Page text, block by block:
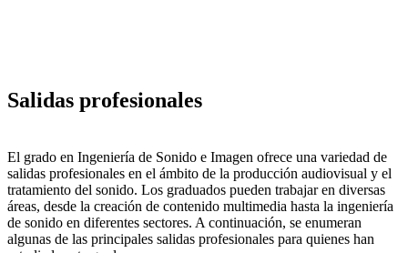
Salidas profesionales
El grado en Ingeniería de Sonido e Imagen ofrece una variedad de
salidas profesionales en el ámbito de la producción audiovisual y el
tratamiento del sonido. Los graduados pueden trabajar en diversas
áreas, desde la creación de contenido multimedia hasta la ingeniería
de sonido en diferentes sectores. A continuación, se enumeran
algunas de las principales salidas profesionales para quienes han